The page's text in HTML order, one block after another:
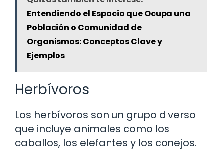
Entendiendo el Espacio que Ocupa una
Población o Comunidad de
Organismos: Conceptos Clave y
Ejemplos
Herbívoros
Los herbívoros son un grupo diverso
que incluye animales como los
caballos, los elefantes y los conejos.